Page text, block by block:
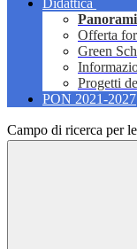
Didattica
Offerta
Green
Progetti
PON 2021-2027
Campo di ricerca per